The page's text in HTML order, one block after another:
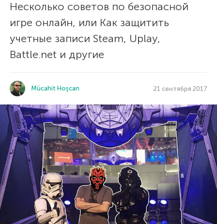
Несколько советов по безопасной
игре онлайн, или Как защитить
учетные записи Steam, Uplay,
Battle.net и другие
Mücahit Hoşcan 21 сентября 2017